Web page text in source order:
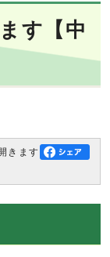
す【中
きます